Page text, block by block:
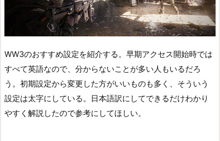
WW3のおすすめ設定を紹介する。早期アクセス開始時では
すべて英語なので、分からないことが多い人もいるだろ
う。初期設定から変更した方がいいものも多く、そういう
設定は太字にしている。日本語訳にしてできるだけわかり
やすく解説したので参考にしてほしい。